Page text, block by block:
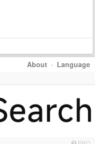
About · Language